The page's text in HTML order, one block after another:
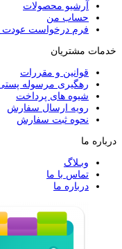
آرشیو محصولات
حساب من
فرم درخواست عودت
خدمات مشتریان
قوانین و مقررات
رهگیری مرسوله
شیوه های پرداخت
رویه ارسال سفارش
نحوه ثبت سفارش
درباره ما
وبـلاگ
تماس با ما
درباره ما